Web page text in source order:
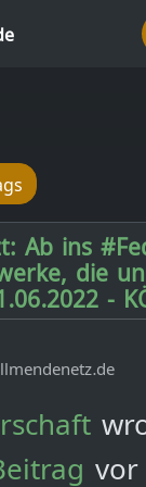
Ab ins
die
-
vor